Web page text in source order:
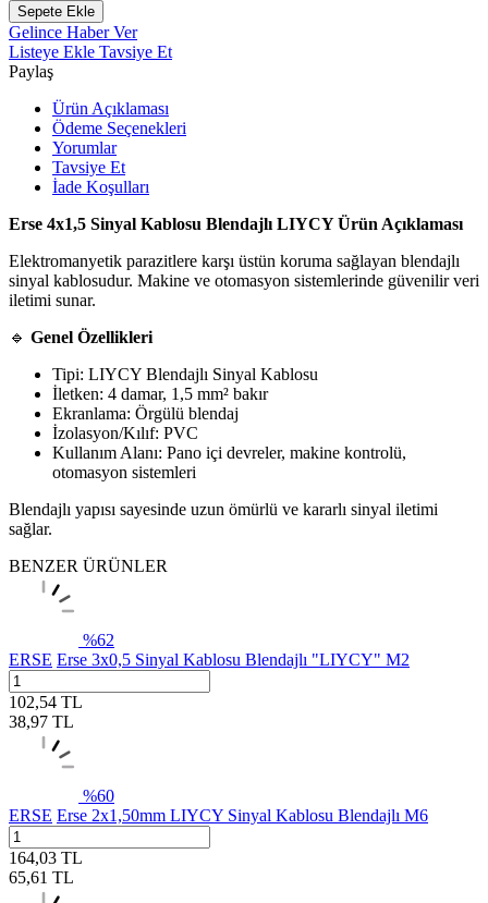
Sepete Ekle
Gelince Haber Ver
Listeye Ekle Tavsiye Et
Paylaş
Ürün Açıklaması
Ödeme Seçenekleri
Yorumlar
Tavsiye Et
İade Koşulları
Erse 4x1,5 Sinyal Kablosu Blendajlı LIYCY Ürün Açıklaması
Elektromanyetik parazitlere karşı üstün koruma sağlayan blendajlı
sinyal kablosudur. Makine ve otomasyon sistemlerinde güvenilir veri
iletimi sunar.
🔹 Genel Özellikleri
Tipi: LIYCY Blendajlı Sinyal Kablosu
İletken: 4 damar, 1,5 mm² bakır
Ekranlama: Örgülü blendaj
İzolasyon/Kılıf: PVC
Kullanım Alanı: Pano içi devreler, makine kontrolü,
otomasyon sistemleri
Blendajlı yapısı sayesinde uzun ömürlü ve kararlı sinyal iletimi
sağlar.
BENZER ÜRÜNLER
%62
ERSE Erse 3x0,5 Sinyal Kablosu Blendajlı "LIYCY" M2
102,54 TL
38,97 TL
%60
ERSE Erse 2x1,50mm LIYCY Sinyal Kablosu Blendajlı M6
164,03 TL
65,61 TL